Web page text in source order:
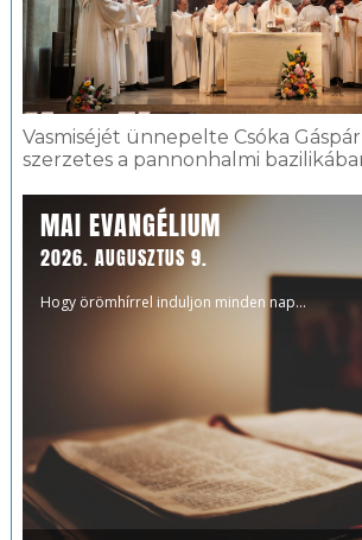
Vasmiséjét ünnepelte Csóka
szerzetes a pannonhalmi
MAI EVANGÉLIUM
2026. AUGUSZTUS 9.
Hogy örömhírrel induljon minden nap...